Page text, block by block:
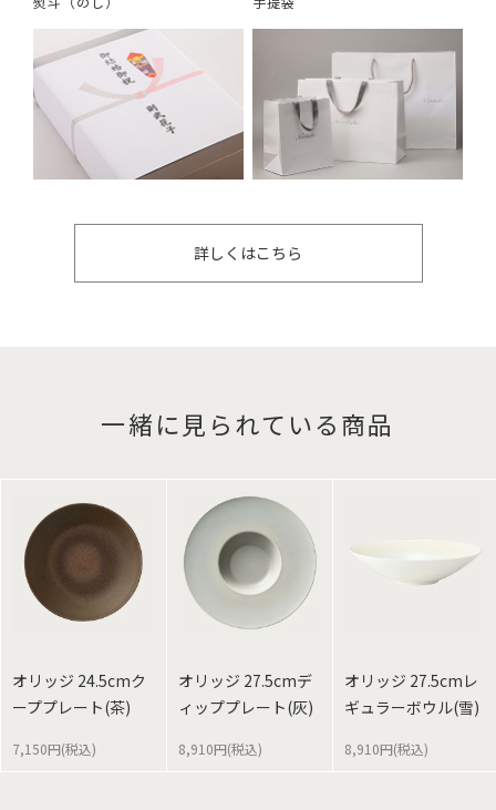
詳しくはこちら
一緒に見られている商品
オリッジ 24.5cmク
ーププレート(茶)
7,150円(税込)
オリッジ 27.5cmデ
ィッププレート(灰)
8,910円(税込)
オリッジ 27.5cmレ
ギュラーボウル(雪)
8,910円(税込)